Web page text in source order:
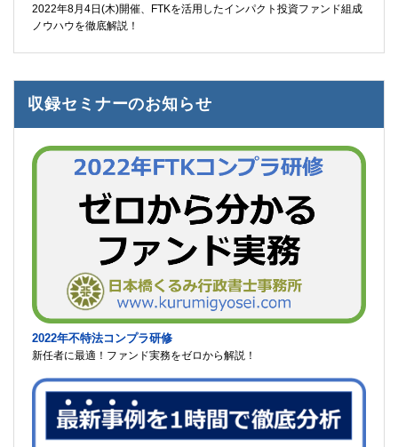
2022年8月4日(木)開催、FTKを活用したインパクト投資ファンド組成
ノウハウを徹底解説！
収録セミナーのお知らせ
2022年不特法コンプラ研修
新任者に最適！ファンド実務をゼロから解説！